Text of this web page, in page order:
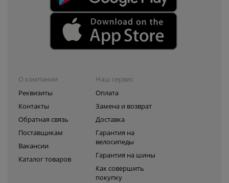
О компании
Реквизиты
Контакты
Обратная связь
Поставщикам
Вакансии
Каталог товаров
Наш сервис
Оплата
Замена и возврат
Доставка
Гарантия на
велосипеды
Гарантия на шины
Как совершить
покупку